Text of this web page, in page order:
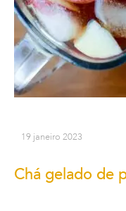
19 janeiro 2023
Chá gelado de